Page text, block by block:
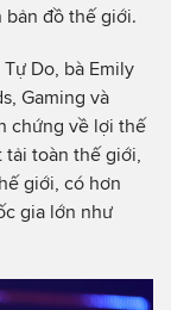
bản đồ thế giới.
Do, bà Emily
Gaming và
chứng về lợi thế
toàn thế giới,
giới, có hơn
gia lớn như